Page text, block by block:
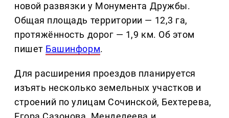
новой развязки у Монумента Дружбы.
Общая площадь территории — 12,3 га,
протяжённость дорог — 1,9 км. Об этом
пишет Башинформ.
Для расширения проездов планируется
изъять несколько земельных участков и
строений по улицам Сочинской, Бехтерева,